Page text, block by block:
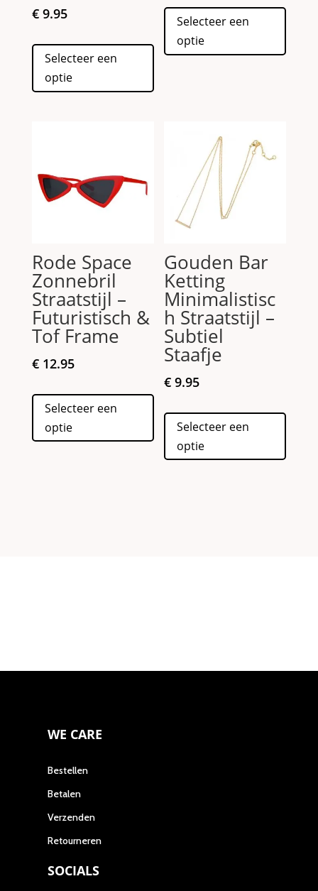
€9.95
Selecteer een
optie
product
meerdere
gekozen
worden
productpagina
Selecteer een
optie
Rode Space
Zonnebril
Straatstijl –
Futuristisch &
Tof Frame
€12.95
Selecteer een
optie
Dit
product
heeft
meerdere
variaties.
Gouden Bar
Ketting
Minimalistisc
h Straatstijl –
Subtiel
Staafje
€ 9.95
Selecteer een
optie
WE CARE
Bestellen
Betalen
Verzenden
Retourneren
SOCIALS